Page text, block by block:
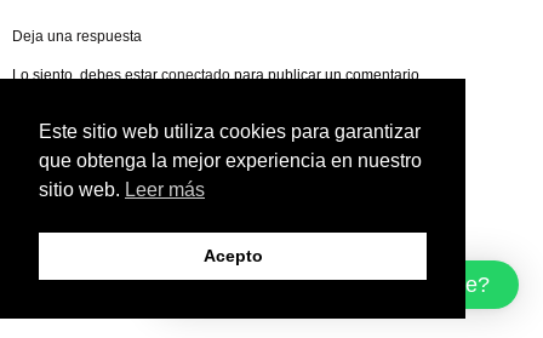
Deja una respuesta
Lo siento, debes estarconectadopara publicar un comentario.
¿Cómo podemos ayudarte?
Este sitio web utiliza cookies para garantizar
que obtenga la mejor experiencia en nuestro
sitio web. Leer más
Acepto